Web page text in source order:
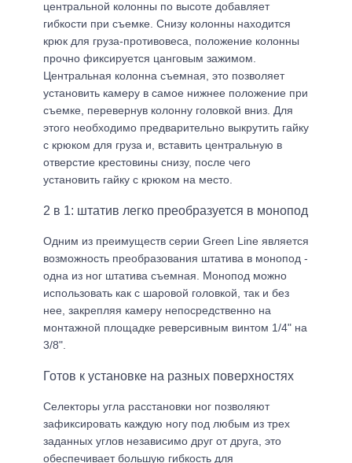
центральной колонны по высоте добавляет
гибкости при съемке. Снизу колонны находится
крюк для груза-противовеса, положение колонны
прочно фиксируется цанговым зажимом.
Центральная колонна съемная, это позволяет
установить камеру в самое нижнее положение при
съемке, перевернув колонну головкой вниз. Для
этого необходимо предварительно выкрутить гайку
с крюком для груза и, вставить центральную в
отверстие крестовины снизу, после чего
установить гайку с крюком на место.
2 в 1: штатив легко преобразуется в монопод
Одним из преимуществ серии Green Line является
возможность преобразования штатива в монопод -
одна из ног штатива съемная. Монопод можно
использовать как с шаровой головкой, так и без
нее, закрепляя камеру непосредственно на
монтажной площадке реверсивным винтом 1/4" на
3/8".
Готов к установке на разных поверхностях
Селекторы угла расстановки ног позволяют
зафиксировать каждую ногу под любым из трех
заданных углов независимо друг от друга, это
обеспечивает большую гибкость для